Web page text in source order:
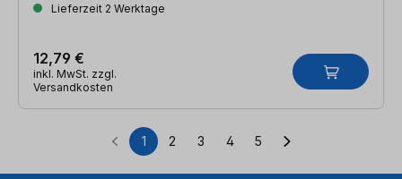
Lieferzeit 2 Werktage
12,79 €
inkl. MwSt. zzgl.
Versandkosten
Seite
1 Seite
2 Seite
3 Seite
4 Seite
5